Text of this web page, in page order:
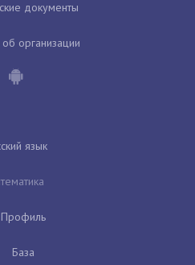
документы
организации
язык
Профиль
База